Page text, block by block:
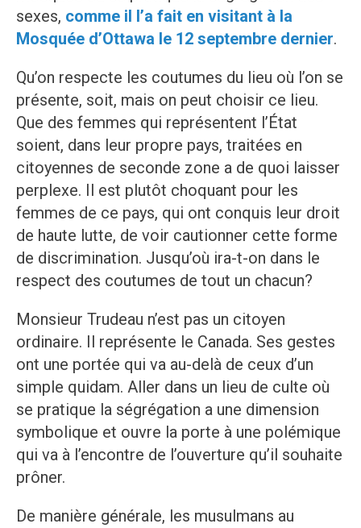
sexes, comme il l’a fait en visitant à la
Mosquée d’Ottawa le 12 septembre dernier.
Qu’on respecte les coutumes du lieu où l’on se
présente, soit, mais on peut choisir ce lieu.
Que des femmes qui représentent l’État
soient, dans leur propre pays, traitées en
citoyennes de seconde zone a de quoi laisser
perplexe. Il est plutôt choquant pour les
femmes de ce pays, qui ont conquis leur droit
de haute lutte, de voir cautionner cette forme
de discrimination. Jusqu’où ira-t-on dans le
respect des coutumes de tout un chacun?
Monsieur Trudeau n’est pas un citoyen
ordinaire. Il représente le Canada. Ses gestes
ont une portée qui va au-delà de ceux d’un
simple quidam. Aller dans un lieu de culte où
se pratique la ségrégation a une dimension
symbolique et ouvre la porte à une polémique
qui va à l’encontre de l’ouverture qu’il souhaite
prôner.
De manière générale, les musulmans au